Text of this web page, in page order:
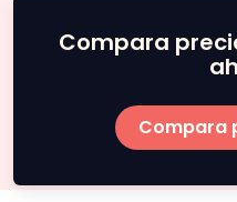
Compara
Compara